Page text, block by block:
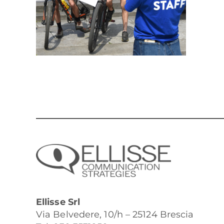
Ellisse Srl
Via Belvedere, 10/h – 25124 Brescia